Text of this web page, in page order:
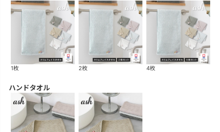
1枚 2枚 4枚
ハンドタオル